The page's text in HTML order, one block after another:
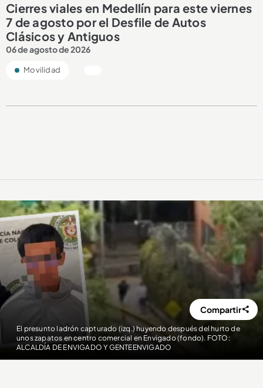
Cierres viales en Medellín para este viernes
7 de agosto por el Desfile de Autos
Clásicos y Antiguos
06 de agosto de 2026
Movilidad
El presunto ladrón capturado (izq.) huyendo después del hurto de
unos zapatos en centro comercial en Envigado (fondo). FOTO:
ALCALDÍA DE ENVIGADO Y GENTEENVIGADO
Compartir